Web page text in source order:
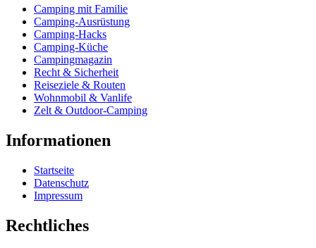
Camping mit Familie
Camping-Ausrüstung
Camping-Hacks
Camping-Küche
Campingmagazin
Recht & Sicherheit
Reiseziele & Routen
Wohnmobil & Vanlife
Zelt & Outdoor-Camping
Informationen
Startseite
Datenschutz
Impressum
Rechtliches